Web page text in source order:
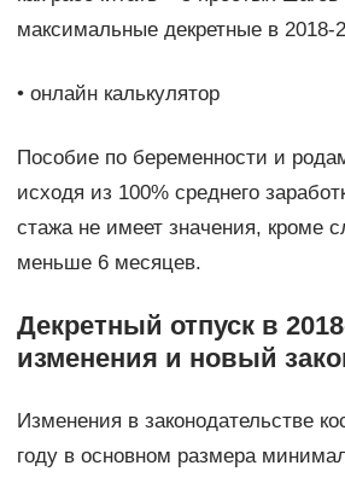
максимальные декретные в 2018-
• онлайн калькулятор
Пособие по беременности и
исходя из 100% среднего
стажа не имеет значения, кроме
меньше 6 месяцев.
Декретный отпуск в
изменения и новый
Изменения в законодательстве
году в основном размера